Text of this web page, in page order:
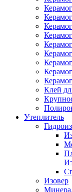
Клей
Утеплитель
Изовер